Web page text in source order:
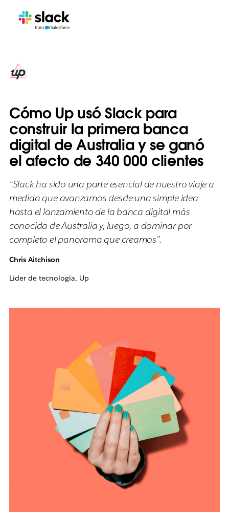
Cómo Up usó Slack para
construir la primera banca
digital de Australia y se ganó
el afecto de 340 000 clientes
“Slack ha sido una parte esencial de nuestro viaje a
medida que avanzamos desde una simple idea
hasta el lanzamiento de la banca digital más
conocida de Australia y, luego, a dominar por
completo el panorama que creamos”.
Chris Aitchison
Líder de tecnología, Up